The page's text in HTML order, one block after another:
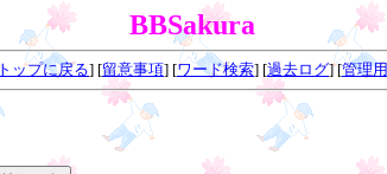
BBSakura
トップに戻る] [留意事項] [ワード検索] [過去ログ] [管理用